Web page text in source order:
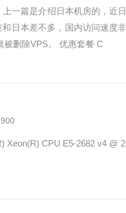
一篇是介绍日本机房的，近
日本差不多，国内访问速度
则，大家可以看看，不要一不小心就被删除VPS。 优惠套餐 C
Xeon(R) CPU E5-2682 v4 @